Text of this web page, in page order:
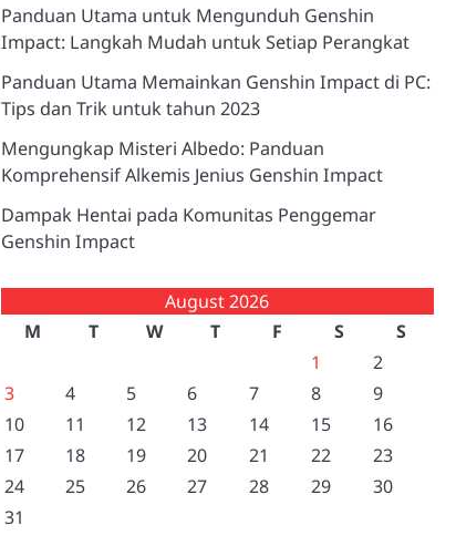
Panduan Utama untuk Mengunduh Genshin
Impact: Langkah Mudah untuk Setiap Perangkat
Panduan Utama Memainkan Genshin Impact di PC:
Tips dan Trik untuk tahun 2023
Mengungkap Misteri Albedo: Panduan
Komprehensif Alkemis Jenius Genshin Impact
Dampak Hentai pada Komunitas Penggemar
Genshin Impact
August 2026
M
T W T F S
S
1
2
3
4 5 6 7 8
9
10
11 12 13 14 15
16
17
18 19 20 21 22
23
24
25 26 27 28 29
30
31